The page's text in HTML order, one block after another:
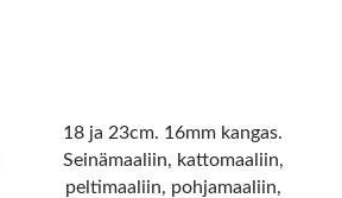
18 ja 23cm. 16mm kangas.
Seinämaaliin, kattomaaliin,
peltimaaliin, pohjamaaliin,